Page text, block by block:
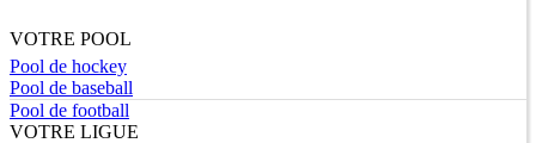
VOTRE POOL
Pool de hockey
Pool de baseball
Pool de football
VOTRE LIGUE